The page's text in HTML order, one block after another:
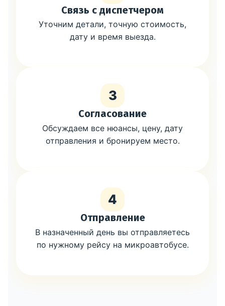
Связь с диспетчером
Уточним детали, точную стоимость,
дату и время выезда.
3
Согласование
Обсуждаем все нюансы, цену, дату
отправления и бронируем место.
4
Отправление
В назначенный день вы отправляетесь
по нужному рейсу на микроавтобусе.